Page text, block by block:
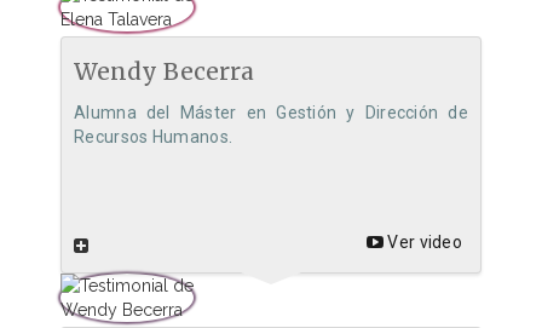
Wendy Becerra
Alumna del Máster en Gestión y Dirección de
Recursos Humanos.
Ver video